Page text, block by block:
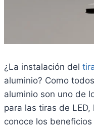
¿La instalación del
aluminio? Como
aluminio son uno de
para las tiras de
conoce los